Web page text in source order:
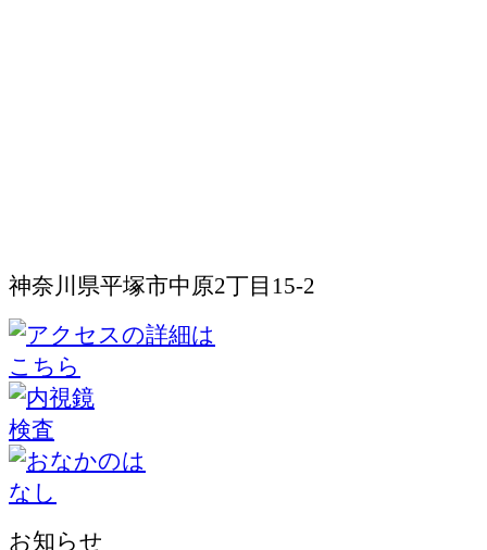
神奈川県平塚市中原2丁目15-2
お知らせ